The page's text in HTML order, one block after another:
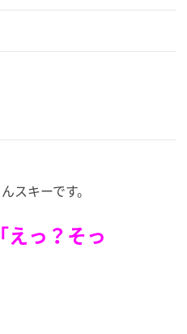
スキーです。
「えっ？そっ